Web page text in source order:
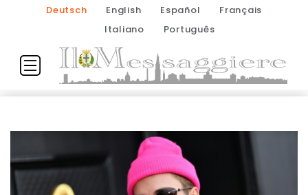
Deutsch English Español
Français
Italiano
Português